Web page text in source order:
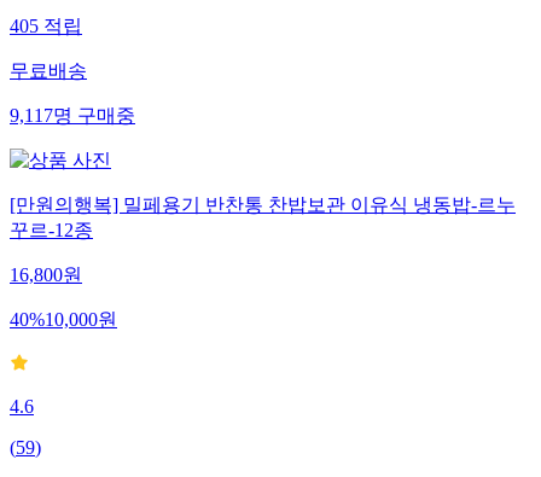
405적립
무료배송
9,117명구매중
[만원의행복] 밀페용기 반찬통 찬밥보관 이유식 냉동밥-르누
꾸르-12종
16,800원
40%10,000원
4.6
(59)